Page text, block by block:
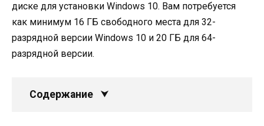
диске для установки Windows 10. Вам потребуется
как минимум 16 ГБ свободного места для 32-
разрядной версии Windows 10 и 20 ГБ для 64-
разрядной версии.
Содержание